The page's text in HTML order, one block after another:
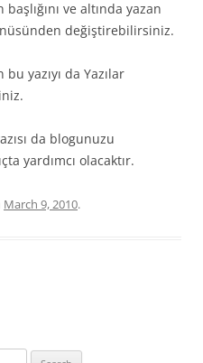
ve altında yazan
değiştirebilirsiniz.
yazıyı da Yazılar
da blogunuzu
yardımcı olacaktır.
March 9, 2010.